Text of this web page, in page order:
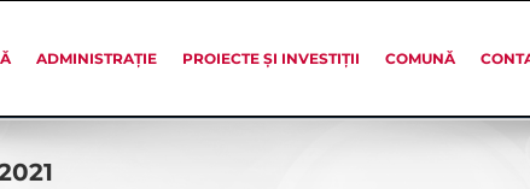
ADMINISTRAȚIE PROIECTE ȘI INVESTIȚII COMUNĂ